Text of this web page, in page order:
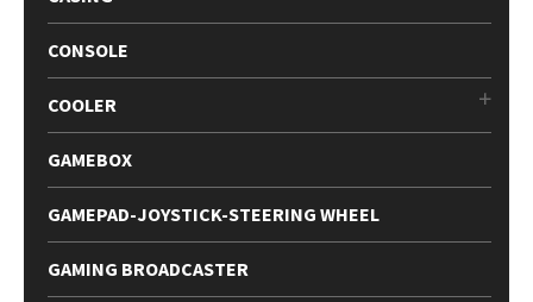
CONSOLE
COOLER
GAMEBOX
GAMEPAD-JOYSTICK-STEERING WHEEL
GAMING BROADCASTER